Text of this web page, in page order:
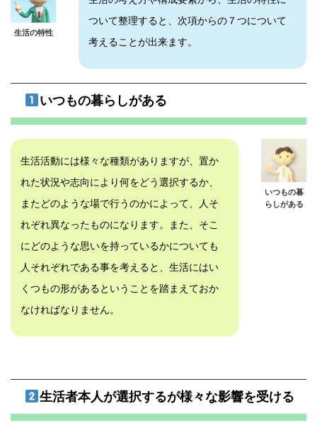
生活の特性
ついて整理すると、次項からの７つについて
考えることが出来ます。
いつもの暮らしがある
いつもの暮
らしがある
生活活動には様々な種類がありますが、置か
れた状況や志向により何をどう選択するか、
またどのような場で行うのかによって、人そ
れぞれ異なったものになります。また、そこ
にどのような思いを持っているかについても
人それぞれである事を考えると、生活にはい
くつもの形があるということを踏まえておか
なければなりません。
生活者本人が選択するが様々な影響を受ける